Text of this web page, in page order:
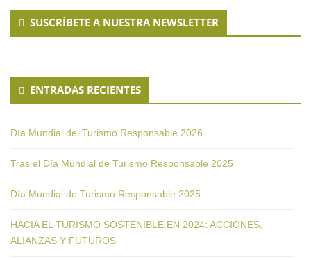
Secondary
Sidebar
SUSCRÍBETE A NUESTRA NEWSLETTER
ENTRADAS RECIENTES
Día Mundial del Turismo Responsable 2026
Tras el Día Mundial de Turismo Responsable 2025
Día Mundial de Turismo Responsable 2025
HACIA EL TURISMO SOSTENIBLE EN 2024: ACCIONES,
ALIANZAS Y FUTUROS